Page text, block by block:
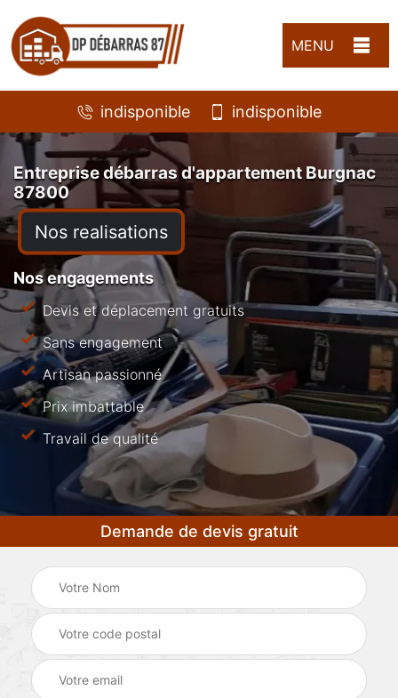
MENU
indisponible indisponible
Entreprise débarras d'appartement Burgnac
87800
Nos realisations
Nos engagements
Devis et déplacement gratuits
Sans engagement
Artisan passionné
Prix imbattable
Travail de qualité
Demande de devis gratuit